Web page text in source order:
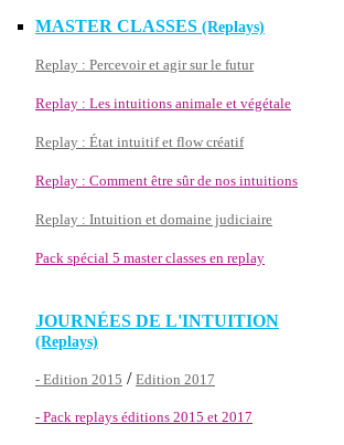
MASTER CLASSES (Replays)
Replay : Percevoir et agir sur le futur
Replay : Les intuitions animale et végétale
Replay : État intuitif et flow créatif
Replay : Comment être sûr de nos intuitions
Replay : Intuition et domaine judiciaire
Pack spécial 5 master classes en replay
JOURNÉES DE L'INTUITION
(Replays)
- Edition 2015 / Edition 2017
- Pack replays éditions 2015 et 2017